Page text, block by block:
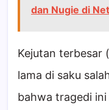
dan Nugie di
Kejutan terbesar (
lama di saku
bahwa tragedi